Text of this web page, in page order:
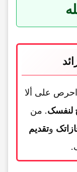
احرص على ألا
لنفسک. من
وتقدیم